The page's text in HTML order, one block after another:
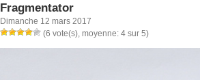
Fragmentator
Dimanche 12 mars 2017
(6 vote(s), moyenne: 4 sur 5)